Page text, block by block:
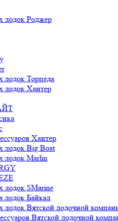
лодок Роджер
лодок Торпеда
лодок Хантер
Хантер
лодок Big Boat
лодок Marlin
лодок SMarine
лодок Байкал
лодок Вятской лодочной
Вятской лодочной